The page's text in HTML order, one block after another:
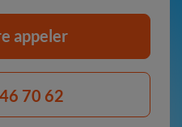
appeler
70 62